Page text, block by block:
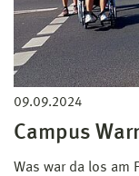
09.09.2024
Campus
Was war da los am